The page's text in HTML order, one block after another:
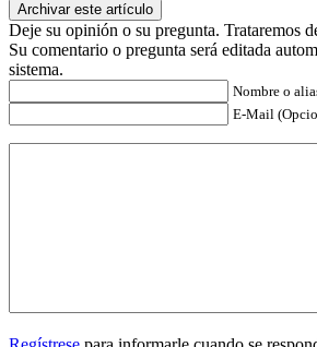
Archivar este artículo
Deje su opinión o su pregunta. Trataremos
Su comentario o pregunta será editada
sistema.
Nombre o
E-Mail